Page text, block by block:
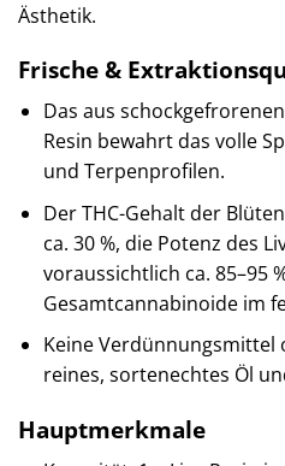
Ästhetik.
Frische &
Das aus
Resin bewahrt das volle
und Terpenprofilen.
Der THC-Gehalt der
ca. 30 %, die Potenz des
voraussichtlich ca. 85–95
Gesamtcannabinoide im
Keine Verdünnungsmittel
reines, sortenechtes Öl
Hauptmerkmale